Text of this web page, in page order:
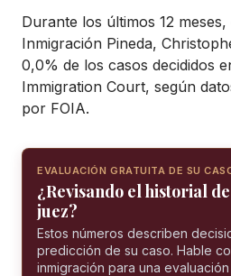
Durante los últimos 12
Inmigración Pineda,
0,0% de los casos decididos
Immigration Court, según
por FOIA.
EVALUACIÓN GRATUITA DE SU
¿Revisando el historial
juez?
Estos números describen
predicción de su caso. Hable
inmigración para una